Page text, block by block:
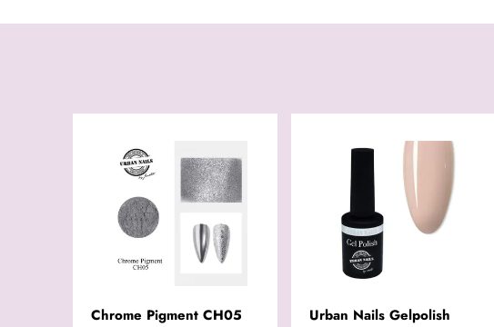
Chrome Pigment CH05
Urban Nails Gelpolish